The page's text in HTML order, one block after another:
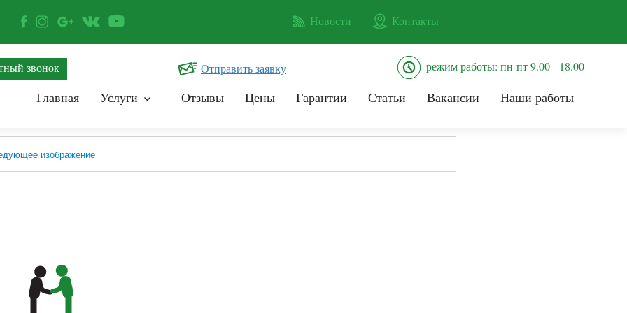
Новости Контакты
звонок Отправить заявку режим работы: пн-пт 9.00 - 18.00
Главная Услуги Отзывы Цены Гарантии Статьи Вакансии Наши работы
изображение